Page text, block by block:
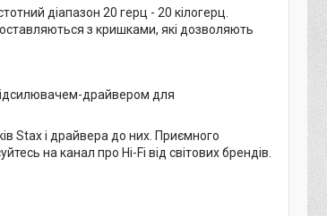
діапазон 20 герц - 20 кілогерц.
з кришками, які дозволяють
драйвером для
Stax і драйвера до них. Приємного
на канал про Hi-Fi від світових брендів.